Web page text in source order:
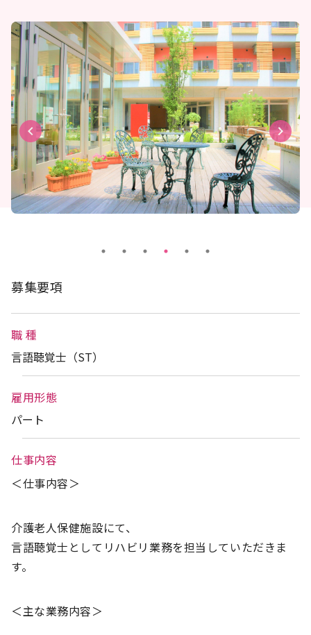
keyboard_arrow_left keyboard_arrow_right
募集要項
職 種
言語聴覚士（ST）
雇用形態
パート
仕事内容
＜仕事内容＞
介護老人保健施設にて、
言語聴覚士としてリハビリ業務を担当していただきま
す。
＜主な業務内容＞